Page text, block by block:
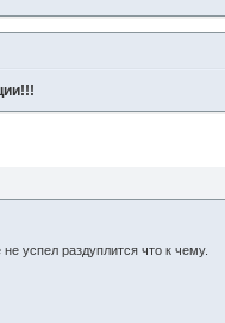
успел раздуплится что к чему.